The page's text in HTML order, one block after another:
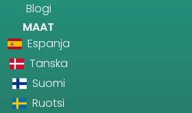
Blogi
MAAT
Espanja
Tanska
Suomi
Ruotsi